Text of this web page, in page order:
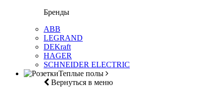
Бренды
ABB
LEGRAND
DEKraft
HAGER
SCHNEIDER ELECTRIC
Теплые полы
Вернуться в меню